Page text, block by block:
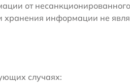
от
хранения информации не
случаях: